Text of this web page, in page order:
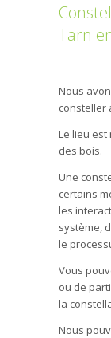
Tarn
Nous
consteller
Le lieu
des bois.
Une
certains
les
système,
le
Vous
ou de
la
Nous